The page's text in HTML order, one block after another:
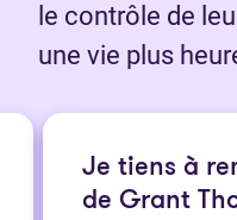
le contrôle de
une vie plus
Je tiens à
de Grant